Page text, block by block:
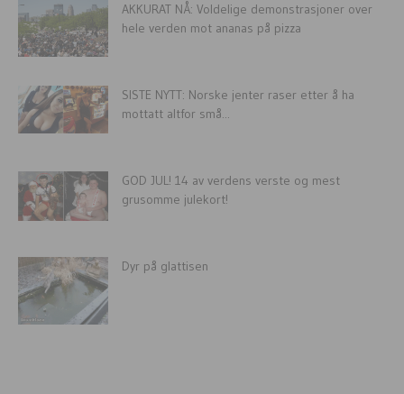
AKKURAT NÅ: Voldelige demonstrasjoner over
hele verden mot ananas på pizza
SISTE NYTT: Norske jenter raser etter å ha
mottatt altfor små...
GOD JUL! 14 av verdens verste og mest
grusomme julekort!
Dyr på glattisen